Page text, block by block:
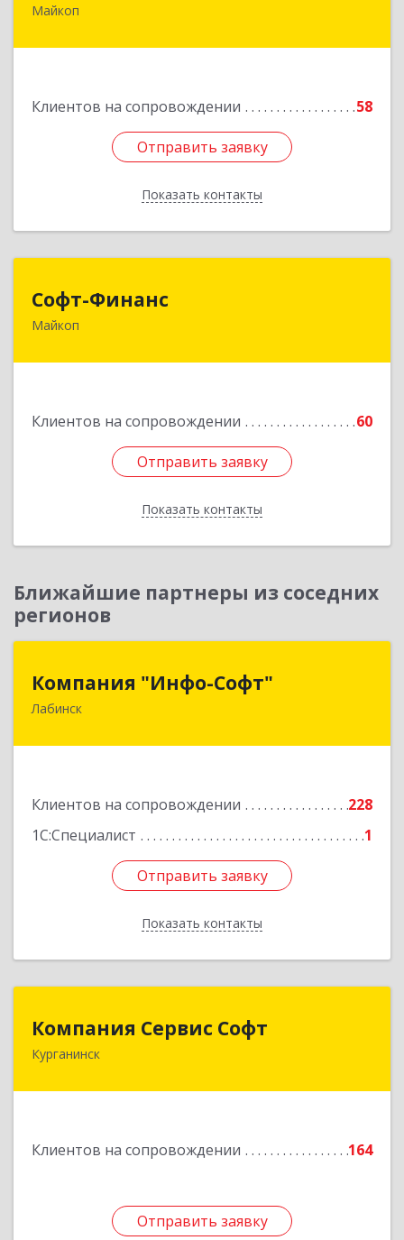
Майкоп
Клиентов на сопровождении 58
Отправить заявку
Показать контакты
Отправить заявку
Назад
Софт-Финанс
Майкоп
Клиентов на сопровождении 60
Отправить заявку
Показать контакты
385006, Адыгея Респ, Майкоп г, Калинина ул,
Отправить заявку
Назад
Ближайшие партнеры из соседних
регионов
Компания "Инфо-Софт"
Лабинск
Клиентов на сопровождении
228
1С:Специалист
1
Отправить заявку
Показать контакты
Компания "Инфо-Софт"
352500, Краснодарский край, Лабинский р-н,
Отправить заявку
Назад
Компания Сервис Софт
Курганинск
Клиентов на сопровождении 164
Отправить заявку
Компания Сервис Софт
352430, Краснодарский край, Курганинск г,
Отправить заявку